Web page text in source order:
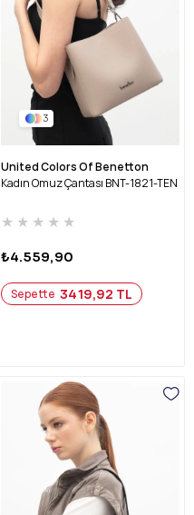
3
United Colors Of Benetton
Kadın Omuz Çantası BNT-1821-TEN
★ ★ ★ ★ ★
₺4.559,90
Sepette 3419,92 TL